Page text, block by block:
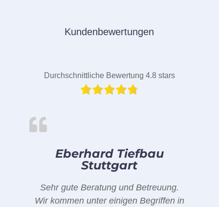
Kundenbewertungen
Durchschnittliche Bewertung 4.8 stars
Eberhard Tiefbau
Stuttgart
Sehr gute Beratung und Betreuung.
Wir kommen unter einigen Begriffen in